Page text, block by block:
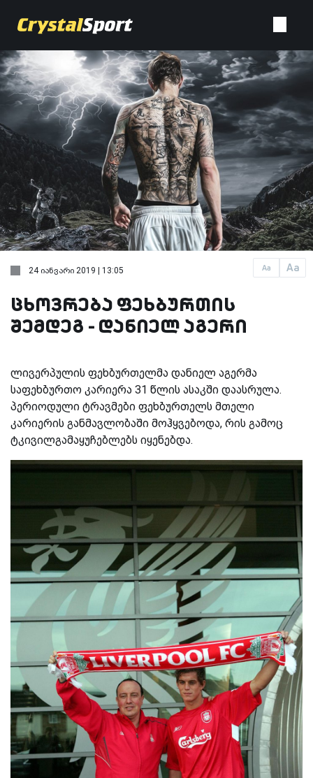
Aa Aa
24 იანვარი 2019 | 13:05
ცხოვრება ფეხბურთის
შემდეგ - დანიელ აგერი
ლივერპულის ფეხბურთელმა დანიელ აგერმა
საფეხბურთო კარიერა 31 წლის ასაკში დაასრულა.
პერიოდული ტრავმები ფეხბურთელს მთელი
კარიერის განმავლობაში მოჰყვებოდა, რის გამოც
ტკივილგამაყუჩებლებს იყენებდა.